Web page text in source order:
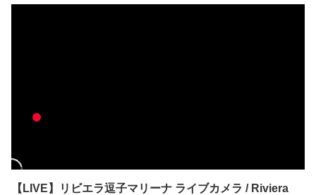
【LIVE】リビエラ逗子マリーナ ライブカメラ / Riviera